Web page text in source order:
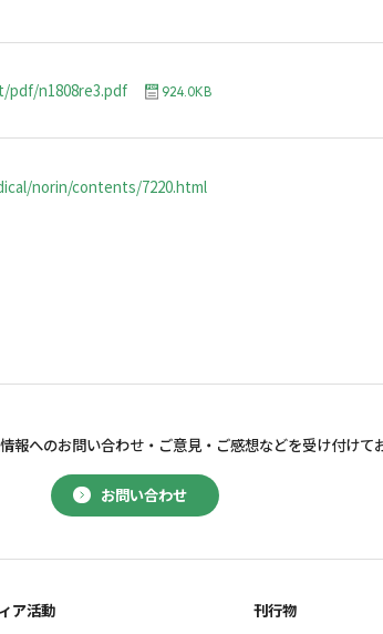
pdf/n1808re3.pdf 924.0KB
norin/contents/7220.html
お問い合わせ
報へのお問い合わせ・ ご意見・ご感想などを受け付けて
ア活動 刊行物